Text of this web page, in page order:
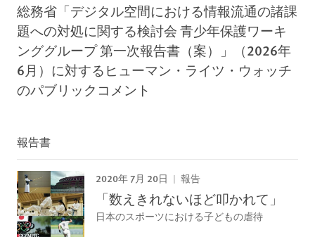
総務省「デジタル空間における情報流通の諸課
題への対処に関する検討会 青少年保護ワーキ
ンググループ 第一次報告書（案）」（2026年
6月）に対するヒューマン・ライツ・ウォッチ
のパブリックコメント
報告書
2020年 7月 20日 報告
「数えきれないほど叩かれて」
日本のスポーツにおける子どもの虐待